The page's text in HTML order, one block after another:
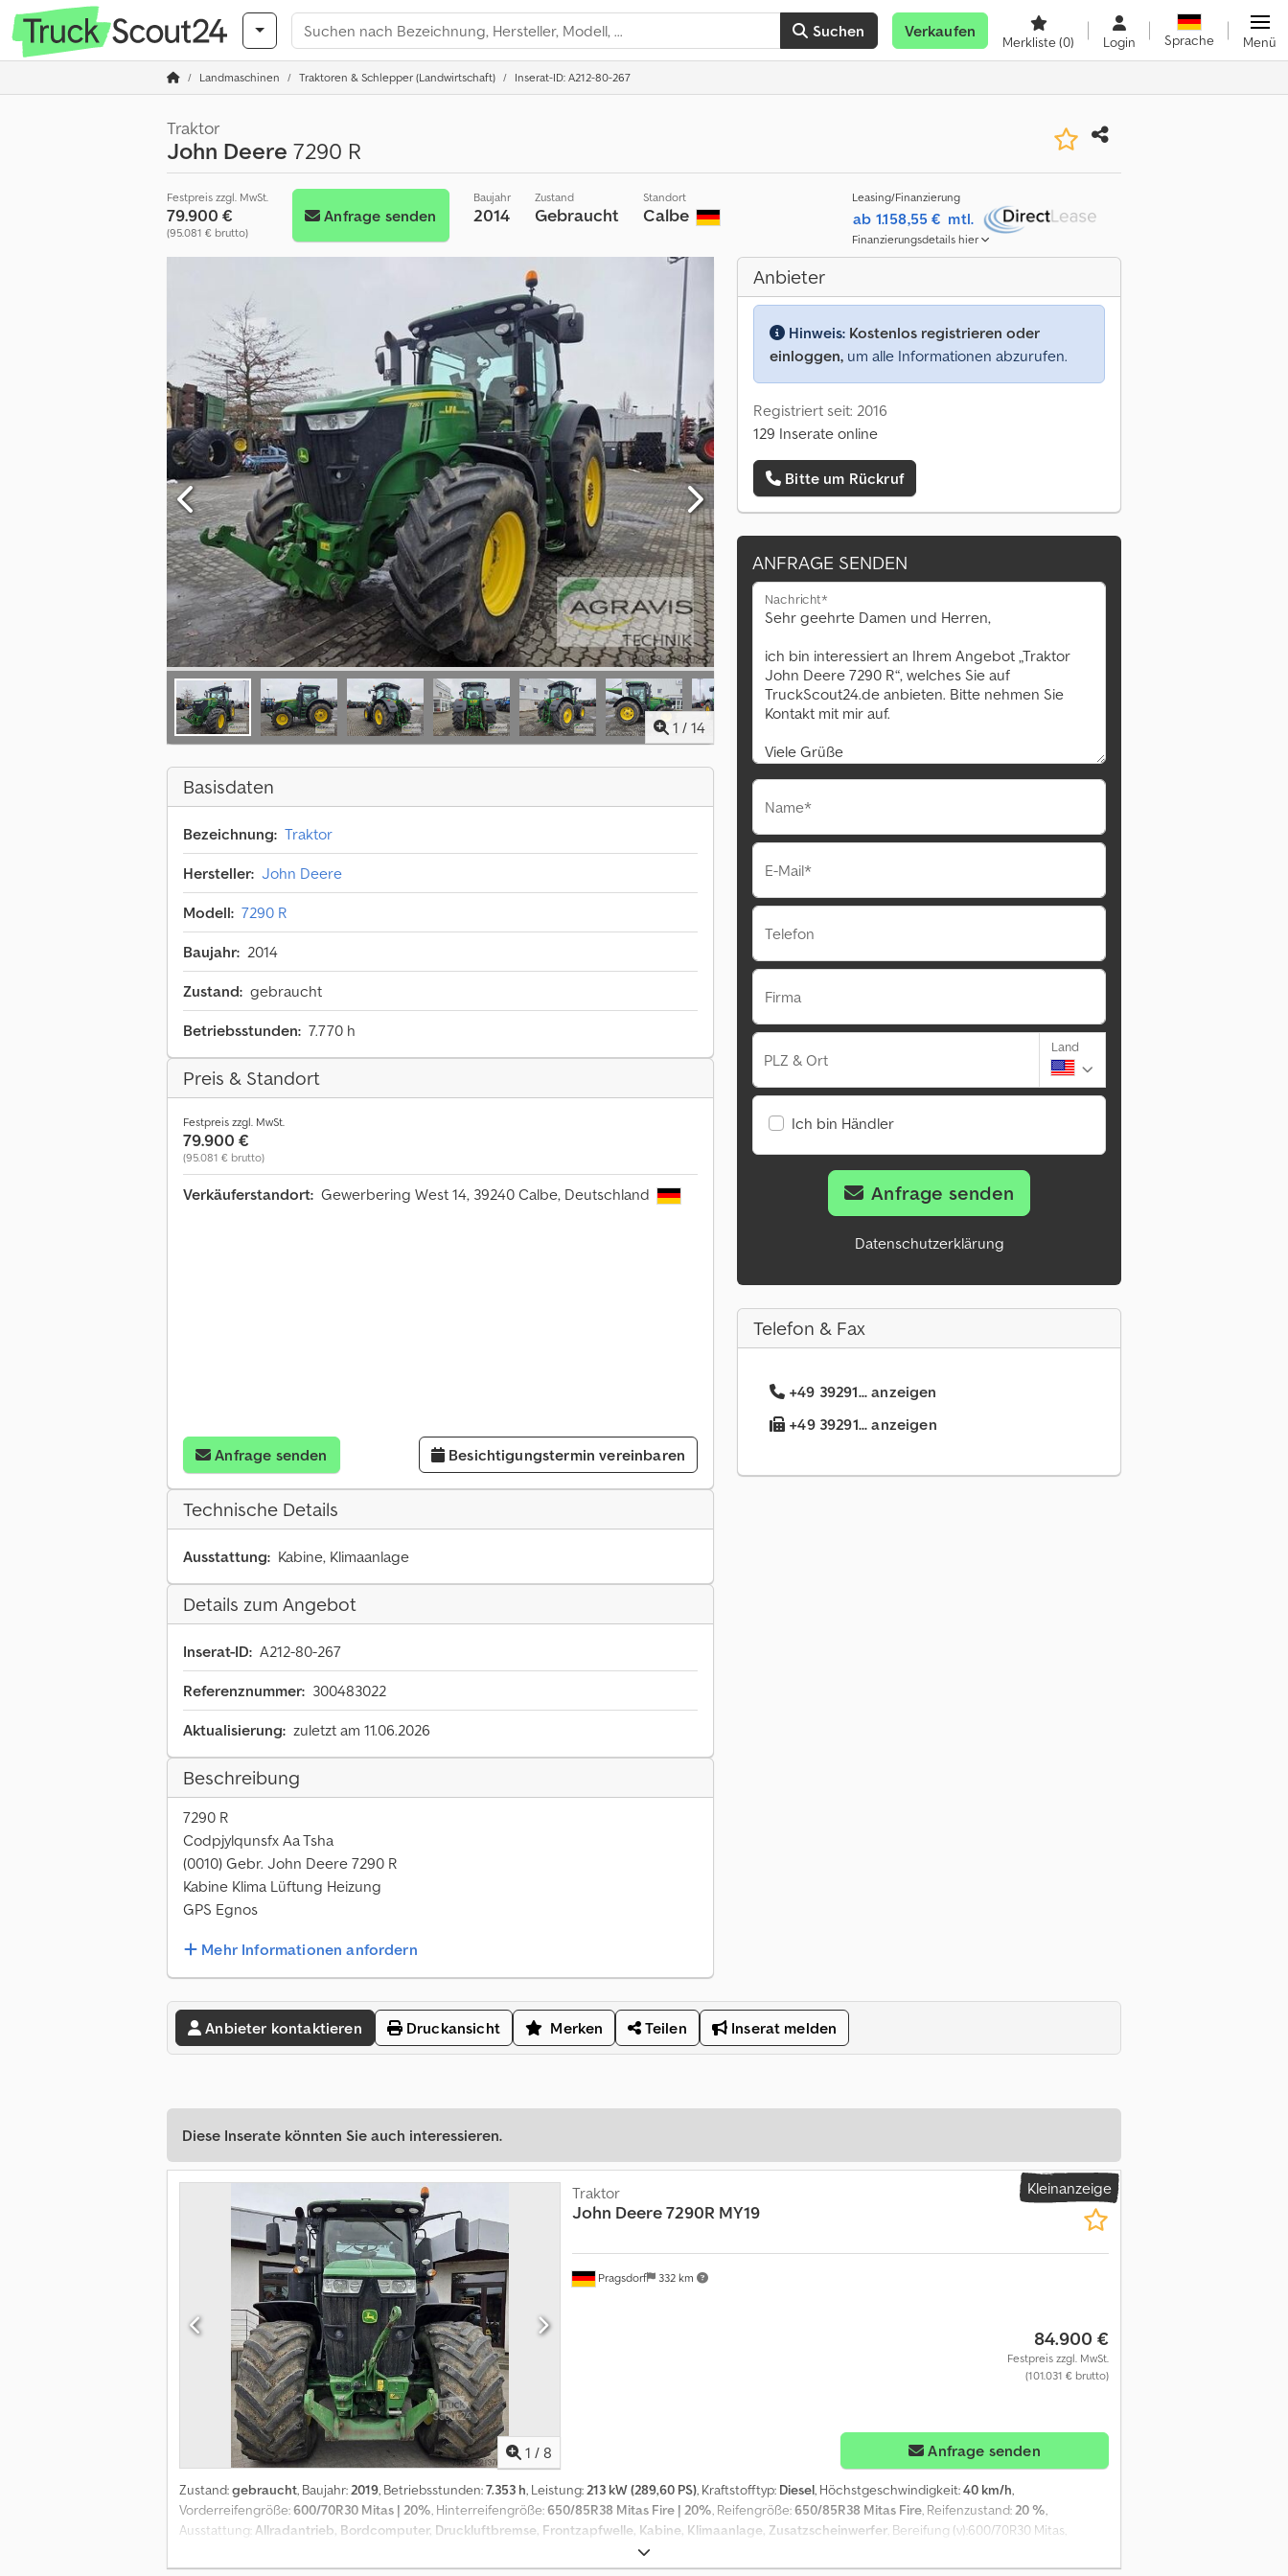
Suchen Verkaufen
Merkliste(0) Login Sprache Menü
Landmaschinen Traktoren & Schlepper (Landwirtschaft) Inserat-ID: A212-80-267
Traktor
John Deere 7290 R
Festpreis zzgl. MwSt.
79.900 €
(95.081 € brutto)
Anfrage senden
Baujahr
2014
Zustand
Gebraucht
Standort
Calbe
Leasing/Finanzierung
ab 1.158,55 € mtl.
Finanzierungsdetails hier
1 / 14
Basisdaten
Bezeichnung: Traktor
Hersteller: John Deere
Modell: 7290 R
Baujahr: 2014
Zustand: gebraucht
Betriebsstunden: 7.770 h
Preis & Standort
Festpreis zzgl. MwSt.
79.900 €
(95.081 € brutto)
Verkäuferstandort: Gewerbering West 14, 39240 Calbe, Deutschland
Anfrage senden Besichtigungstermin vereinbaren
Technische Details
Ausstattung: Kabine, Klimaanlage
Details zum Angebot
Inserat-ID: A212-80-267
Referenznummer: 300483022
Aktualisierung: zuletzt am 11.06.2026
Beschreibung
7290 R
Codpjylqunsfx Aa Tsha
(0010) Gebr. John Deere 7290 R
Kabine Klima Lüftung Heizung
GPS Egnos
Mehr Informationen anfordern
Anbieter
Hinweis: Kostenlos registrieren oder
einloggen, um alle Informationen abzurufen.
Registriert seit: 2016
129 Inserate online
Bitte um Rückruf
ANFRAGE SENDEN
Nachricht*
Name*
E-Mail*
Telefon
Firma
PLZ & Ort
Land
Ich bin Händler
Anfrage senden
Datenschutzerklärung
Telefon & Fax
+49 39291... anzeigen
+49 39291... anzeigen
Anbieter kontaktieren Druckansicht Merken Teilen Inserat melden
Diese Inserate könnten Sie auch interessieren.
Kleinanzeige
1 / 8
Pragsdorf 332 km
Traktor
John Deere7290R MY19
84.900 €
Festpreis zzgl. MwSt.
(101.031 € brutto)
Anfrage senden
Zustand:gebraucht, Baujahr:2019, Betriebsstunden:7.353 h, Leistung:213 kW (289,60 PS), Kraftstofftyp: Diesel, Höchstgeschwindigkeit:40 km/h,
Vorderreifengröße:600/70R30 Mitas | 20%, Hinterreifengröße:650/85R38 Mitas Fire | 20%, Reifengröße:650/85R38 Mitas Fire, Reifenzustand:20 %,
Ausstattung: Allradantrieb, Bordcomputer, Druckluftbremse, Frontzapfwelle, Kabine, Klimaanlage, Zusatzscheinwerfer, Bereifung (v):600/70R30 Mitas,
Bereifung (h):650/85R38 Mitas Fire, Betriebsstunden:7353, Gänge vorwärts:23, Gänge rückwärts:6, Erstzulassung:13.08.2019, Motor-Zylinderanzahl:6, Dreipunkt /
Heckhubwerkanhängung, Elektronische Hubwerksregelung (EHR), Gefederte Vorderachse, Luftgefederter Sitz, Radio, Lastabhängiger Zusatz-Hydraulikkreis